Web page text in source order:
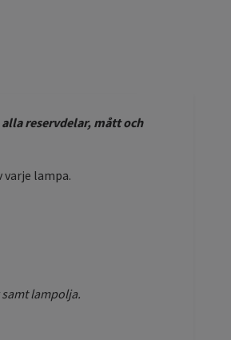
reservdelar, mått och
lampa.
lampolja.